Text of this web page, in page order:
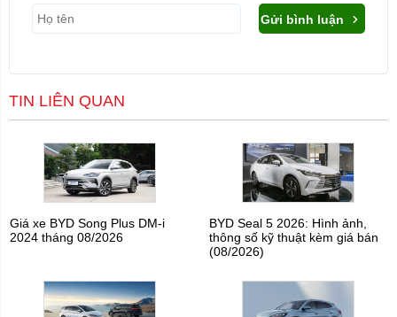
Gửi bình luận
TIN LIÊN QUAN
Giá xe BYD Song Plus DM-i
2024 tháng 08/2026
BYD Seal 5 2026: Hình ảnh,
thông số kỹ thuật kèm giá bán
(08/2026)